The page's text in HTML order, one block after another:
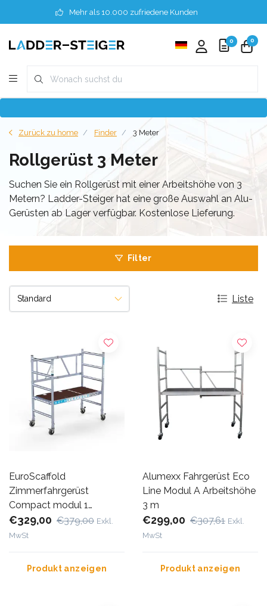
Mehr als 10.000 zufriedene Kunden
0 0
Zurück zu home Finder 3 Meter
Rollgerüst 3 Meter
Suchen Sie ein Rollgerüst mit einer Arbeitshöhe von 3
Metern? Ladder-Steiger hat eine große Auswahl an Alu-
Gerüsten ab Lager verfügbar. Kostenlose Lieferung.
Filter
Liste
EuroScaffold
Zimmerfahrgerüst
Compact modul 1
Arbeitshöhe 3 m
€329,00 €379,00 Exkl.
MwSt
Produkt anzeigen
Alumexx Fahrgerüst Eco
Line Modul A Arbeitshöhe
3 m
€299,00 €307,61 Exkl.
MwSt
Produkt anzeigen